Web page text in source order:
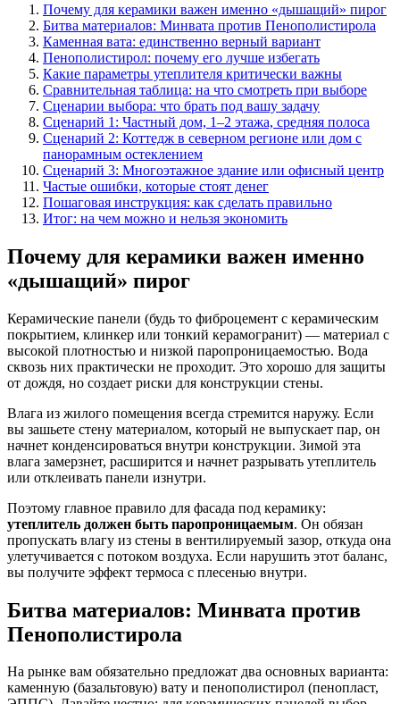
Почему для керамики важен именно «дышащий» пирог
Битва материалов: Минвата против Пенополистирола
Каменная вата: единственно верный вариант
Пенополистирол: почему его лучше избегать
Какие параметры утеплителя критически важны
Сравнительная таблица: на что смотреть при выборе
Сценарии выбора: что брать под вашу задачу
Сценарий 1: Частный дом, 1–2 этажа, средняя полоса
Сценарий 2: Коттедж в северном регионе или дом с
панорамным остеклением
Сценарий 3: Многоэтажное здание или офисный центр
Частые ошибки, которые стоят денег
Пошаговая инструкция: как сделать правильно
Итог: на чем можно и нельзя экономить
Почему для керамики важен именно
«дышащий» пирог
Керамические панели (будь то фиброцемент с керамическим
покрытием, клинкер или тонкий керамогранит) — материал с
высокой плотностью и низкой паропроницаемостью. Вода
сквозь них практически не проходит. Это хорошо для защиты
от дождя, но создает риски для конструкции стены.
Влага из жилого помещения всегда стремится наружу. Если
вы зашьете стену материалом, который не выпускает пар, он
начнет конденсироваться внутри конструкции. Зимой эта
влага замерзнет, расширится и начнет разрывать утеплитель
или отклеивать панели изнутри.
Поэтому главное правило для фасада под керамику:
утеплитель должен быть паропроницаемым. Он обязан
пропускать влагу из стены в вентилируемый зазор, откуда она
улетучивается с потоком воздуха. Если нарушить этот баланс,
вы получите эффект термоса с плесенью внутри.
Битва материалов: Минвата против
Пенополистирола
На рынке вам обязательно предложат два основных варианта:
каменную (базальтовую) вату и пенополистирол (пенопласт,